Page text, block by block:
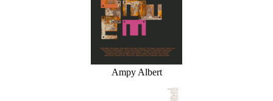
Ampy Albert